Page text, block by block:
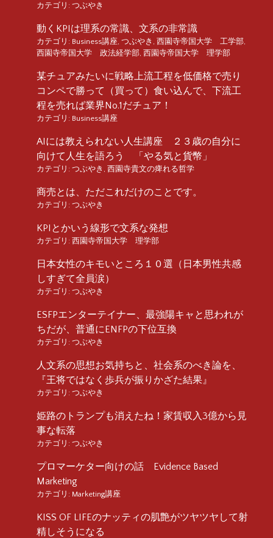
カテゴリ: つぶやき
動くKPIは理系の常識、文系の非常識
カテゴリ: Business講座, つぶやき , 西園寺帝国大学 工学部,
西園寺帝国大学 政法経学部, 西園寺帝国大学 理学部
某チュアみたいに戦略上流工程を低価格で売り
コンペで勝って（買って）食い込んで、下流工
程を売れば業界No.1だチュア！
カテゴリ: Business講座
AIには教えられない人生講座 ２３歳の自分に
向けて人生を語ろう 「やる気と貨幣」
カテゴリ: つぶやき , 西園寺貴文の痺れる哲学
商売とは、ただこれだけのことです。
カテゴリ: つぶやき
KPIとかいう線形で文系な発想
カテゴリ: 西園寺帝国大学 理学部
日本女性のキモいところ１０選（日本男性共感
しすぎて全員涙）
カテゴリ: つぶやき
ESFPエンターテイナー、最強陽キャと思われが
ちだが、普通にENFPの下位互換
カテゴリ: つぶやき
人文系の思想お気持ちと、社会系のべき論を、
『王将ではなく歩兵が振りかざた結果』
カテゴリ: つぶやき
姫路のトランプも消えたね！家賃収入3億から見
事な転落
カテゴリ: つぶやき
プロマーケター向けの話 Evidence Based
Marketing
カテゴリ: Marketing講座
KISS OF LIFEのナッティの肌艶がツヤツヤして射
精しそうになる